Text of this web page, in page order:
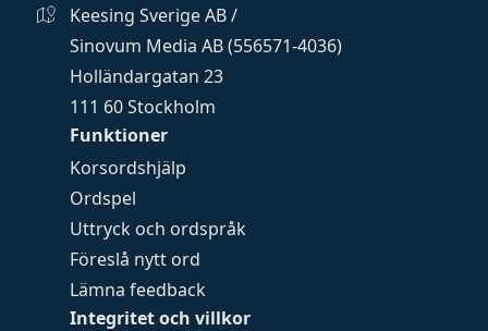
Funktioner
Korsordshjälp
Ordspel
Uttryck och ordspråk
Föreslå nytt ord
Lämna feedback
Integritet och villkor
Keesing Sverige AB /
Sinovum Media AB (556571-4036)
Holländargatan 23
111 60 Stockholm